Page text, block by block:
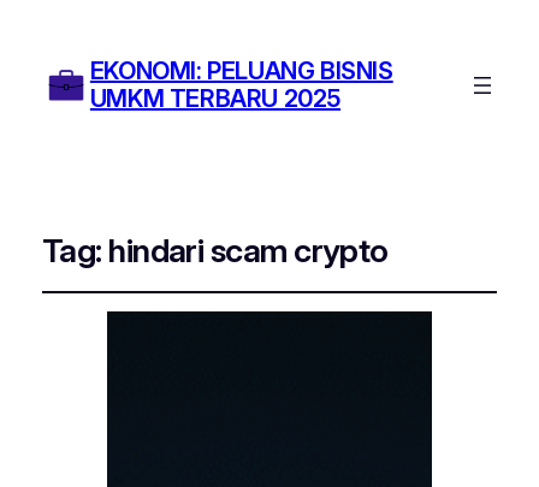
EKONOMI: PELUANG BISNIS
UMKM TERBARU 2025
Tag: hindari scam crypto